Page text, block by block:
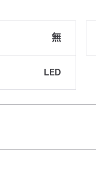
無
LED